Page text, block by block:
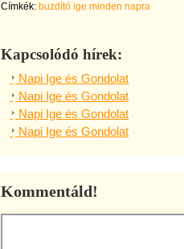
Címkék: buzdító ige minden napra
Kapcsolódó hírek:
Napi Ige és Gondolat
Napi Ige és Gondolat
Napi Ige és Gondolat
Napi Ige és Gondolat
Kommentáld!